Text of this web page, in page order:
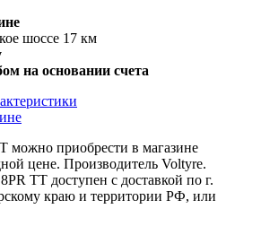
шоссе 17 км
на основании счета
можно приобрести в магазине
цене. Производитель Voltyre.
TT доступен с доставкой по г.
краю и территории РФ, или